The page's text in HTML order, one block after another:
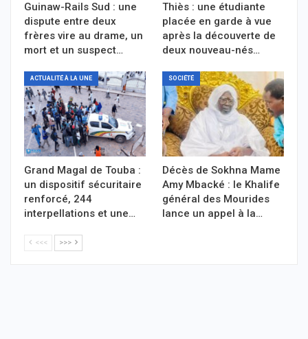
Guinaw-Rails Sud : une
dispute entre deux
frères vire au drame, un
mort et un suspect…
Thiès : une étudiante
placée en garde à vue
après la découverte de
deux nouveau-nés…
ACTUALITÉ À LA UNE
Grand Magal de Touba :
un dispositif sécuritaire
renforcé, 244
interpellations et une…
SOCIÉTÉ
Décès de Sokhna Mame
Amy Mbacké : le Khalife
général des Mourides
lance un appel à la…
<<< >>>